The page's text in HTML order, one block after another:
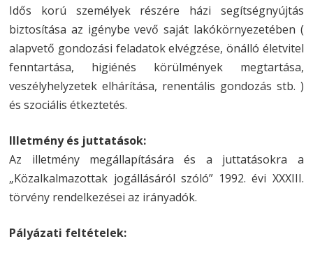
Idős korú személyek részére házi segítségnyújtás
biztosítása az igénybe vevő saját lakókörnyezetében (
alapvető gondozási feladatok elvégzése, önálló életvitel
fenntartása, higiénés körülmények megtartása,
veszélyhelyzetek elhárítása, renentális gondozás stb. )
és szociális étkeztetés.
Illetmény és juttatások:
Az illetmény megállapítására és a juttatásokra a
„Közalkalmazottak jogállásáról szóló” 1992. évi XXXIII.
törvény rendelkezései az irányadók.
Pályázati feltételek: